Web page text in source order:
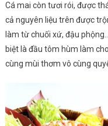
Cá mai còn tươi rói, được
cả nguyên liệu trên được
làm từ chuối xứ, đậu
biệt là đầu tôm hùm làm
cùng mùi thơm vô cùng